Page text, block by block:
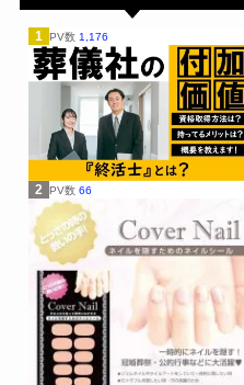
1 PV数 1,176
2 PV数 66